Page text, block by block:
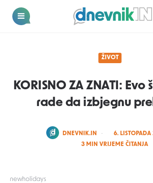
Dnevnik.in
newholidays
ŽIVOT
KORISNO ZA ZNATI: Evo
rade da izbjegnu
POSTED
DNEVNIK.IN
6.
3 MIN VRIJEME ČITANJA